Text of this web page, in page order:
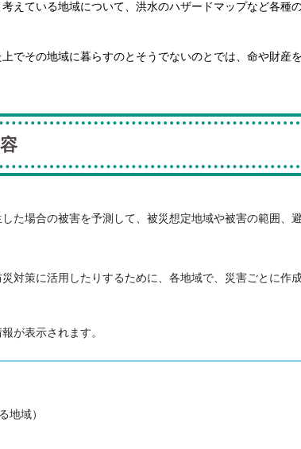
えている地域について、洪水のハザードマップなど各種
でその地域に暮らすのとそうでないのとでは、命や財産
た場合の被害を予測して、被災想定地域や被害の範囲、
対策に活用したりするために、各地域で、災害ごとに作成
が表示されます。
地域）